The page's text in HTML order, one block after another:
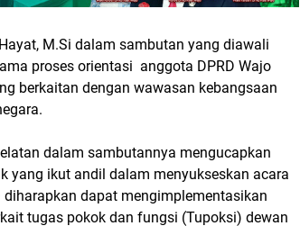
M.Si dalam sambutan yang diawali
proses orientasi anggota DPRD Wajo
berkaitan dengan wawasan kebangsaan
dalam sambutannya mengucapkan
yang ikut andil dalam menyukseskan acara
dapat mengimplementasikan
tugas pokok dan fungsi (Tupoksi) dewan